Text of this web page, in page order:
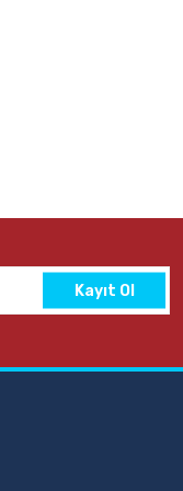
Kayıt Ol